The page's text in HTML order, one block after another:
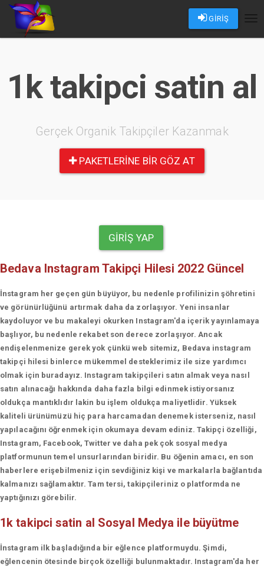
GİRİŞ
1k takipci satin al
Gerçek Organik Takipçiler Kazanmak
PAKETLERINE BIR GÖZ AT
GIRIŞ YAP
Bedava Instagram Takipçi Hilesi 2022 Güncel
İnstagram her geçen gün büyüyor, bu nedenle profilinizin şöhretini
ve görünürlüğünü artırmak daha da zorlaşıyor. Yeni insanlar
kaydoluyor ve bu makaleyi okurken Instagram'da içerik yayınlamaya
başlıyor, bu nedenle rekabet son derece zorlaşıyor. Ancak
endişelenmenize gerek yok çünkü web sitemiz, Bedava instagram
takipçi hilesi binlerce mükemmel desteklerimiz ile size yardımcı
olmak için buradayız. Instagram takipçileri satın almak veya nasıl
satın alınacağı hakkında daha fazla bilgi edinmek istiyorsanız
oldukça mantıklıdır lakin bu işlem oldukça maliyetlidir. Yüksek
kaliteli ürünümüzü hiç para harcamadan denemek isterseniz, nasıl
yapılacağını öğrenmek için okumaya devam ediniz. Takipçi özelliği,
Instagram, Facebook, Twitter ve daha pek çok sosyal medya
platformunun temel unsurlarından biridir. Bu öğenin amacı, en son
haberlere erişebilmeniz için sevdiğiniz kişi ve markalarla bağlantıda
kalmanızı sağlamaktır. Tam tersi, takipçileriniz o platformda ne
yaptığınızı görebilir.
1k takipci satin al Sosyal Medya ile büyütme
İnstagram ilk başladığında bir eğlence platformuydu. Şimdi,
eğlencenin ötesinde birçok özelliği bulunmaktadır. Instagram'da her